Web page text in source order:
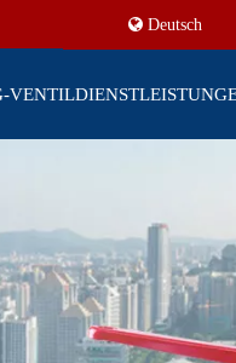
Deutsch
VENTIL